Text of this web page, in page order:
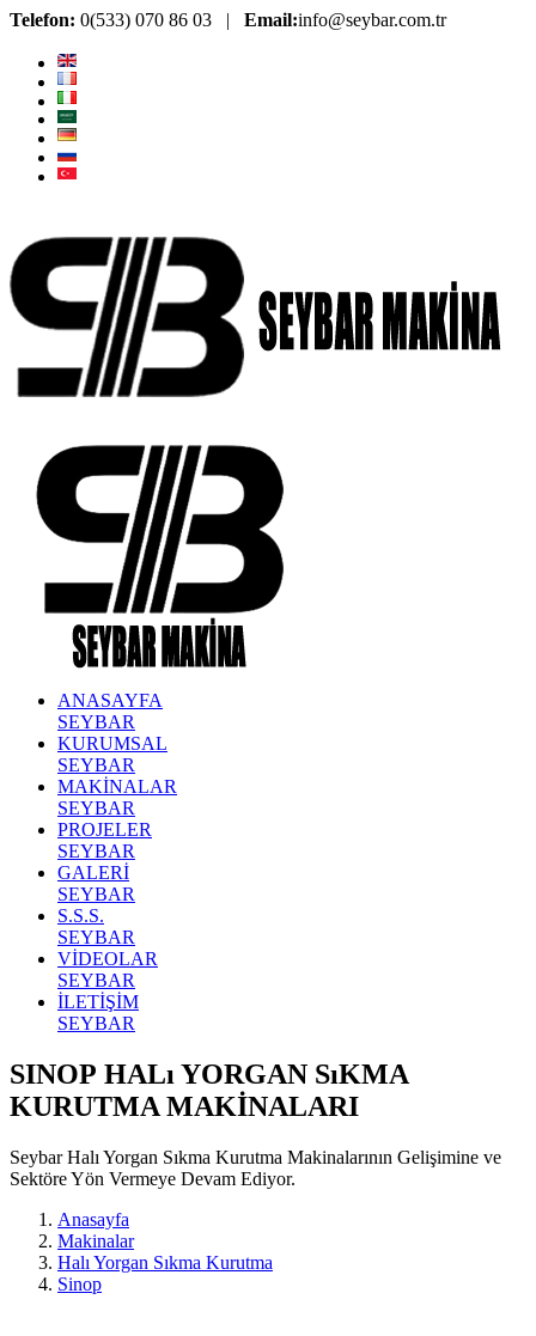
Telefon: 0(533) 070 86 03 | Email:info@seybar.com.tr
ANASAYFA
SEYBAR
KURUMSAL
SEYBAR
MAKİNALAR
SEYBAR
PROJELER
SEYBAR
GALERİ
SEYBAR
S.S.S.
SEYBAR
VİDEOLAR
SEYBAR
İLETİŞİM
SEYBAR
SINOP HALı YORGAN SıKMA
KURUTMA MAKİNALARI
Seybar Halı Yorgan Sıkma Kurutma Makinalarının Gelişimine ve
Sektöre Yön Vermeye Devam Ediyor.
Anasayfa
Makinalar
Halı Yorgan Sıkma Kurutma
Sinop